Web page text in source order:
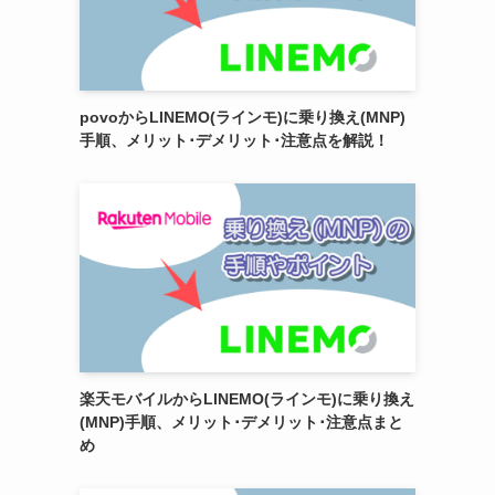
povoからLINEMO(ラインモ)に乗り換え(MNP)
手順、メリット･デメリット･注意点を解説！
楽天モバイルからLINEMO(ラインモ)に乗り換え
(MNP)手順、メリット･デメリット･注意点まと
め